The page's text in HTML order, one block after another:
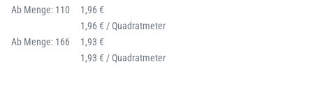
Ab Menge: 110
1,96 €
1,96 € / Quadratmeter
Ab Menge: 166
1,93 €
1,93 € / Quadratmeter